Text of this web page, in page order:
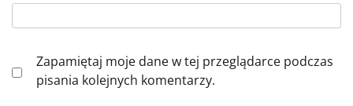
Zapamiętaj moje dane w tej przeglądarce podczas
pisania kolejnych komentarzy.